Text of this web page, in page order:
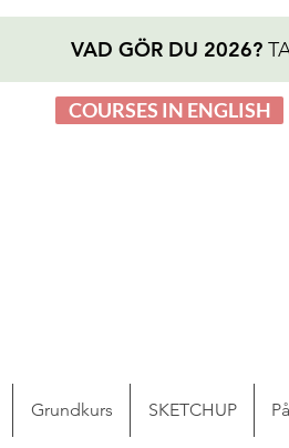
VAD GÖR DU 2026?
COURSES IN ENGLISH
Grundkurs SKETCHUP